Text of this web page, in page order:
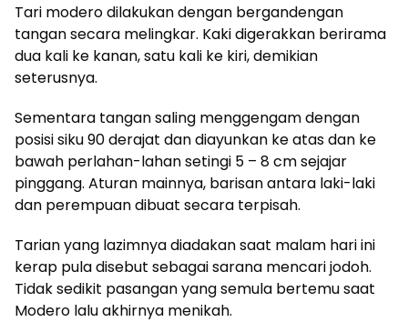
Tari modero dilakukan dengan bergandengan
tangan secara melingkar. Kaki digerakkan berirama
dua kali ke kanan, satu kali ke kiri, demikian
seterusnya.
Sementara tangan saling menggengam dengan
posisi siku 90 derajat dan diayunkan ke atas dan ke
bawah perlahan-lahan setingi 5 – 8 cm sejajar
pinggang. Aturan mainnya, barisan antara laki-laki
dan perempuan dibuat secara terpisah.
Tarian yang lazimnya diadakan saat malam hari ini
kerap pula disebut sebagai sarana mencari jodoh.
Tidak sedikit pasangan yang semula bertemu saat
Modero lalu akhirnya menikah.